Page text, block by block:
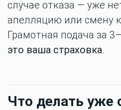
случае отказа — уже
апелляцию или смену
Грамотная подача за
это ваша страховка.
Что делать уже